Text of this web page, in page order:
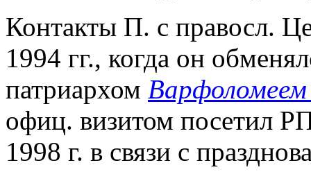
Контакты П. с правосл.
1994 гг., когда он
патриархом
офиц. визитом посетил
1998 г. в связи с